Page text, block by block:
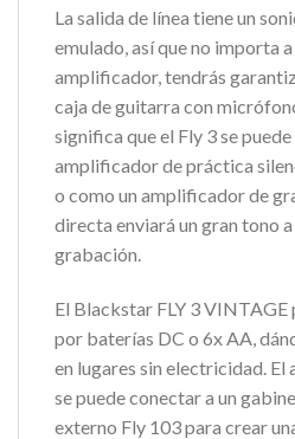
La salida de línea tiene un
emulado, así que no importa
amplificador, tendrás
caja de guitarra con
significa que el Fly 3 se
amplificador de práctica
o como un amplificador de
directa enviará un gran tono
grabación.
El Blackstar FLY 3 VINTAGE
por baterías DC o 6x AA,
en lugares sin electricidad.
se puede conectar a un
externo Fly 103 para crear